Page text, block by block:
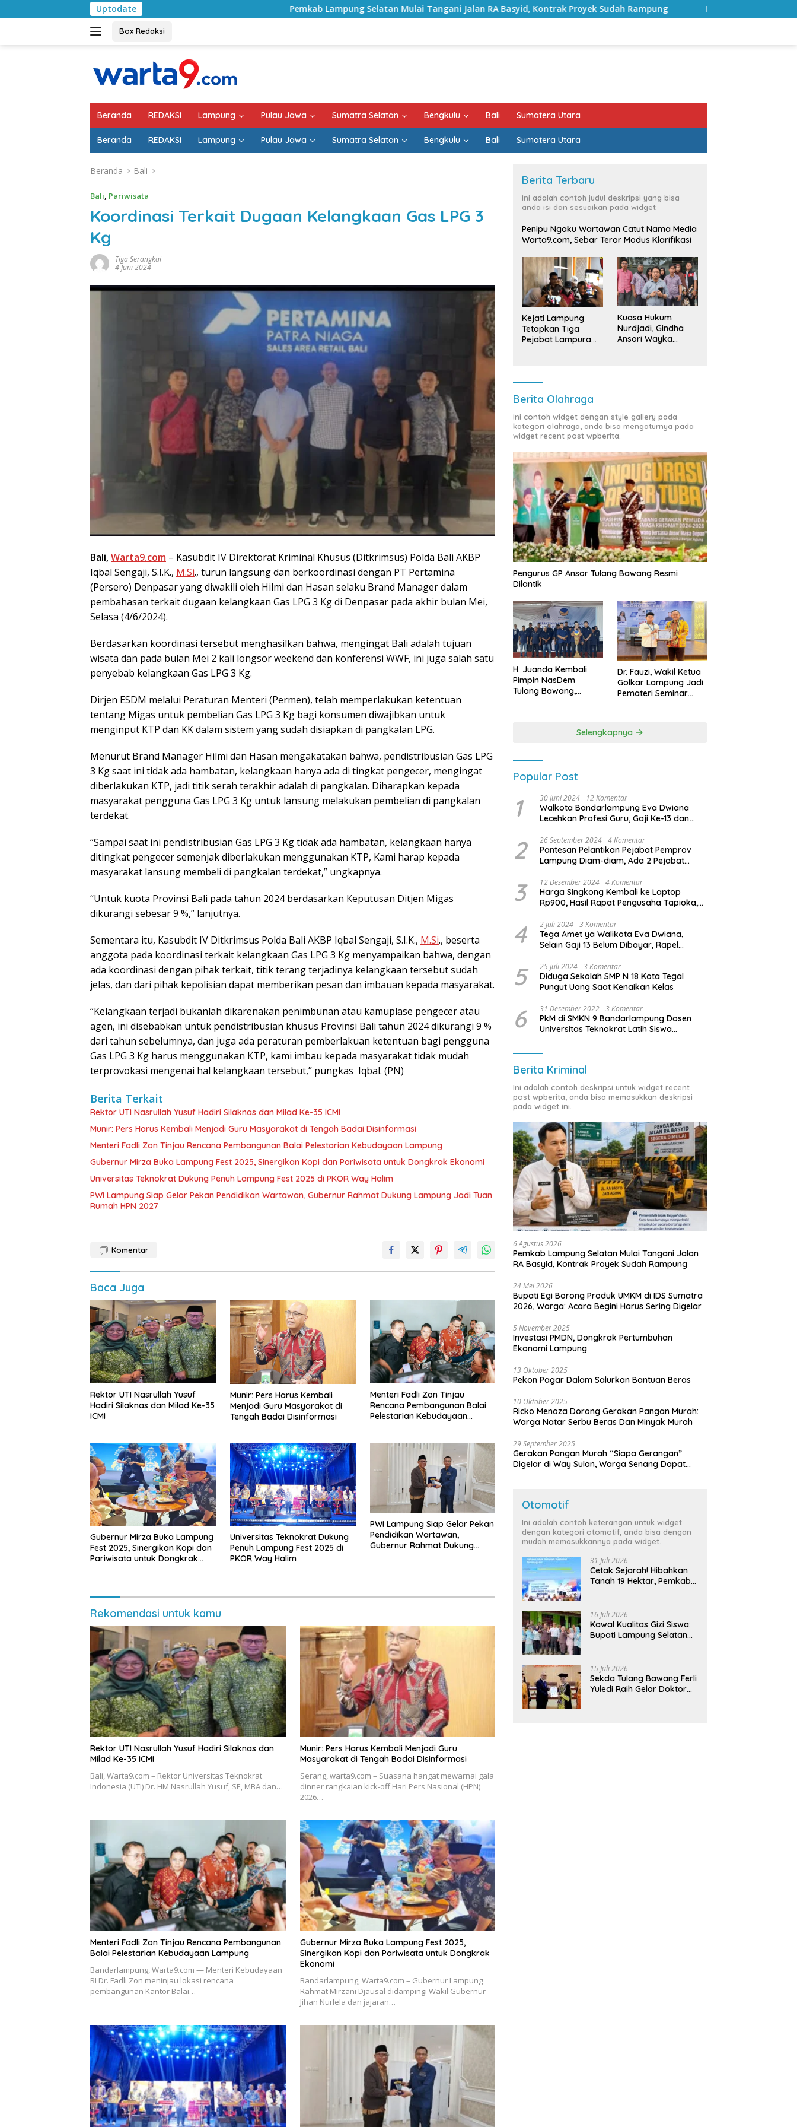
ke
Uptodate Pemkab Lampung Selatan Mulai Tangani Jalan RA Basyid, Kontrak Proyek Sudah Rampung Bulan Kemerdekaan, Bupati Lampung
Box Redaksi
Beranda REDAKSI Lampung Pulau Jawa Sumatra Selatan Bengkulu Bali Sumatera Utara
Beranda REDAKSI Lampung Pulau Jawa Sumatra Selatan Bengkulu Bali Sumatera Utara
Beranda Bali
Bali, Pariwisata
Koordinasi Terkait Dugaan Kelangkaan Gas LPG 3
Kg
Tiga Serangkai
4 Juni 2024
Bali,Warta9.com – Kasubdit IV Direktorat Kriminal Khusus (Ditkrimsus) Polda Bali AKBP
Iqbal Sengaji, S.I.K., M.Si., turun langsung dan berkoordinasi dengan PT Pertamina
(Persero) Denpasar yang diwakili oleh Hilmi dan Hasan selaku Brand Manager dalam
pembahasan terkait dugaan kelangkaan Gas LPG 3 Kg di Denpasar pada akhir bulan Mei,
Selasa (4/6/2024).
Berdasarkan koordinasi tersebut menghasilkan bahwa, mengingat Bali adalah tujuan
wisata dan pada bulan Mei 2 kali longsor weekend dan konferensi WWF, ini juga salah satu
penyebab kelangkaan Gas LPG 3 Kg.
Dirjen ESDM melalui Peraturan Menteri (Permen), telah memperlakukan ketentuan
tentang Migas untuk pembelian Gas LPG 3 Kg bagi konsumen diwajibkan untuk
menginput KTP dan KK dalam sistem yang sudah disiapkan di pangkalan LPG.
Menurut Brand Manager Hilmi dan Hasan mengakatakan bahwa, pendistribusian Gas LPG
3 Kg saat ini tidak ada hambatan, kelangkaan hanya ada di tingkat pengecer, mengingat
diberlakukan KTP, jadi titik serah terakhir adalah di pangkalan. Diharapkan kepada
masyarakat pengguna Gas LPG 3 Kg untuk lansung melakukan pembelian di pangkalan
terdekat.
“Sampai saat ini pendistribusian Gas LPG 3 Kg tidak ada hambatan, kelangkaan hanya
ditingkat pengecer semenjak diberlakukan menggunakan KTP, Kami harap kepada
masyarakat lansung membeli di pangkalan terdekat,” ungkapnya.
“Untuk kuota Provinsi Bali pada tahun 2024 berdasarkan Keputusan Ditjen Migas
dikurangi sebesar 9 %,” lanjutnya.
Sementara itu, Kasubdit IV Ditkrimsus Polda Bali AKBP Iqbal Sengaji, S.I.K., M.Si., beserta
anggota pada koordinasi terkait kelangkaan Gas LPG 3 Kg menyampaikan bahwa, dengan
ada koordinasi dengan pihak terkait, titik terang terjadinya kelangkaan tersebut sudah
jelas, dan dari pihak kepolisian dapat memberikan pesan dan imbauan kepada masyarakat.
“Kelangkaan terjadi bukanlah dikarenakan penimbunan atau kamuplase pengecer atau
agen, ini disebabkan untuk pendistribusian khusus Provinsi Bali tahun 2024 dikurangi 9 %
dari tahun sebelumnya, dan juga ada peraturan pemberlakuan ketentuan bagi pengguna
Gas LPG 3 Kg harus menggunakan KTP, kami imbau kepada masyarakat tidak mudah
terprovokasi mengenai hal kelangkaan tersebut,” pungkas Iqbal. (PN)
Berita Terkait
Rektor UTI Nasrullah Yusuf Hadiri Silaknas dan Milad Ke-35 ICMI
Munir: Pers Harus Kembali Menjadi Guru Masyarakat di Tengah Badai Disinformasi
Menteri Fadli Zon Tinjau Rencana Pembangunan Balai Pelestarian Kebudayaan Lampung
Gubernur Mirza Buka Lampung Fest 2025, Sinergikan Kopi dan Pariwisata untuk Dongkrak Ekonomi
Universitas Teknokrat Dukung Penuh Lampung Fest 2025 di PKOR Way Halim
PWI Lampung Siap Gelar Pekan Pendidikan Wartawan, Gubernur Rahmat Dukung Lampung Jadi Tuan
Rumah HPN 2027
Komentar
Baca Juga
Rektor UTI Nasrullah Yusuf
Hadiri Silaknas dan Milad Ke-35
ICMI
Munir: Pers Harus Kembali
Menjadi Guru Masyarakat di
Tengah Badai Disinformasi
Menteri Fadli Zon Tinjau
Rencana Pembangunan Balai
Pelestarian Kebudayaan
Gubernur Mirza Buka Lampung
Fest 2025, Sinergikan Kopi dan
Pariwisata untuk Dongkrak
Universitas Teknokrat Dukung
Penuh Lampung Fest 2025 di
PKOR Way Halim
PWI Lampung Siap Gelar Pekan
Pendidikan Wartawan,
Gubernur Rahmat Dukung
Rekomendasi untuk kamu
Rektor UTI Nasrullah Yusuf Hadiri Silaknas dan
Milad Ke-35 ICMI
Bali, Warta9.com – Rektor Universitas Teknokrat
Indonesia (UTI) Dr. HM Nasrullah Yusuf, SE, MBA dan…
Munir: Pers Harus Kembali Menjadi Guru
Masyarakat di Tengah Badai Disinformasi
Serang, warta9.com – Suasana hangat mewarnai gala
dinner rangkaian kick-off Hari Pers Nasional (HPN)
2026…
Menteri Fadli Zon Tinjau Rencana Pembangunan
Balai Pelestarian Kebudayaan Lampung
Bandarlampung, Warta9.com — Menteri Kebudayaan
RI Dr. Fadli Zon meninjau lokasi rencana
pembangunan Kantor Balai…
Gubernur Mirza Buka Lampung Fest 2025,
Sinergikan Kopi dan Pariwisata untuk Dongkrak
Ekonomi
Bandarlampung, Warta9.com – Gubernur Lampung
Rahmat Mirzani Djausal didampingi Wakil Gubernur
Jihan Nurlela dan jajaran…
Berita Terbaru
Ini adalah contoh judul deskripsi yang bisa
anda isi dan sesuaikan pada widget
Penipu Ngaku Wartawan Catut Nama Media
Warta9.com, Sebar Teror Modus Klarifikasi
Kejati Lampung
Tetapkan Tiga
Pejabat Lampura
Kuasa Hukum
Nurdjadi, Gindha
Ansori Wayka
Berita Olahraga
Ini contoh widget dengan style gallery pada
kategori olahraga, anda bisa mengaturnya pada
widget recent post wpberita.
Pengurus GP Ansor Tulang Bawang Resmi
Dilantik
H. Juanda Kembali
Pimpin NasDem
Tulang Bawang,
Dr. Fauzi, Wakil Ketua
Golkar Lampung Jadi
Pemateri Seminar
Kebangsaan
Selengkapnya
Popular Post
1 30 Juni 2024 12 Komentar
Walkota Bandarlampung Eva Dwiana
Lecehkan Profesi Guru, Gaji Ke-13 dan
2 26 September 2024 4 Komentar
Pantesan Pelantikan Pejabat Pemprov
Lampung Diam-diam, Ada 2 Pejabat
3 12 Desember 2024 4 Komentar
Harga Singkong Kembali ke Laptop
Rp900, Hasil Rapat Pengusaha Tapioka,
Lampung
4 2 Juli 2024 3 Komentar
Tega Amet ya Walikota Eva Dwiana,
Selain Gaji 13 Belum Dibayar, Rapel
Dibayar
5 25 Juli 2024 3 Komentar
Diduga Sekolah SMP N 18 Kota Tegal
Pungut Uang Saat Kenaikan Kelas
6 31 Desember 2022 3 Komentar
PkM di SMKN 9 Bandarlampung Dosen
Universitas Teknokrat Latih Siswa
Berita Kriminal
Ini adalah contoh deskripsi untuk widget recent
post wpberita, anda bisa memasukkan deskripsi
pada widget ini.
6 Agustus 2026
Pemkab Lampung Selatan Mulai Tangani Jalan
RA Basyid, Kontrak Proyek Sudah Rampung
24 Mei 2026
Bupati Egi Borong Produk UMKM di IDS Sumatra
2026, Warga: Acara Begini Harus Sering Digelar
5 November 2025
Investasi PMDN, Dongkrak Pertumbuhan
Ekonomi Lampung
13 Oktober 2025
Pekon Pagar Dalam Salurkan Bantuan Beras
10 Oktober 2025
Ricko Menoza Dorong Gerakan Pangan Murah:
Warga Natar Serbu Beras Dan Minyak Murah
29 September 2025
Gerakan Pangan Murah “Siapa Gerangan”
Digelar di Way Sulan, Warga Senang Dapat
Otomotif
Ini adalah contoh keterangan untuk widget
dengan kategori otomotif, anda bisa dengan
mudah memasukkannya pada widget.
31 Juli 2026
Cetak Sejarah! Hibahkan
Tanah 19 Hektar, Pemkab
Terintegrasi Pertama di
Lampung
16 Juli 2026
Kawal Kualitas Gizi Siswa:
Bupati Lampung Selatan
Bergizi Gratis di Natar
15 Juli 2026
Sekda Tulang Bawang Ferli
Yuledi Raih Gelar Doktor